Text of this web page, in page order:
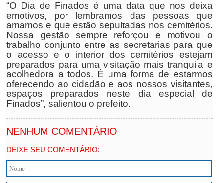
“O Dia de Finados é uma data que nos deixa
emotivos, por lembramos das pessoas que
amamos e que estão sepultadas nos cemitérios.
Nossa gestão sempre reforçou e motivou o
trabalho conjunto entre as secretarias para que
o acesso e o interior dos cemitérios estejam
preparados para uma visitação mais tranquila e
acolhedora a todos. É uma forma de estarmos
oferecendo ao cidadão e aos nossos visitantes,
espaços preparados neste dia especial de
Finados”, salientou o prefeito.
NENHUM COMENTÁRIO
DEIXE SEU COMENTÁRIO: